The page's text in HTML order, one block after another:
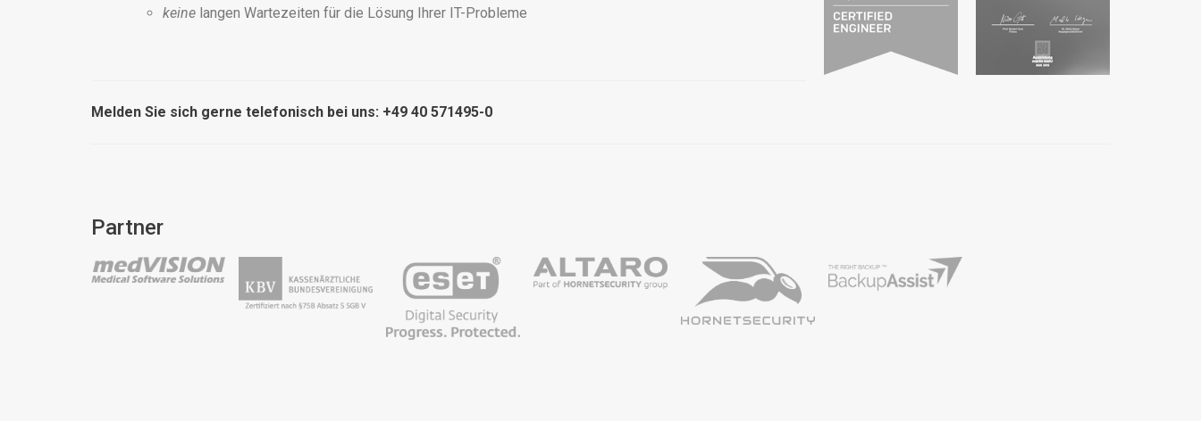
keine langen Wartezeiten für die Lösung Ihrer IT-Probleme
Melden Sie sich gerne telefonisch bei uns: +49 40 571495-0
Partner